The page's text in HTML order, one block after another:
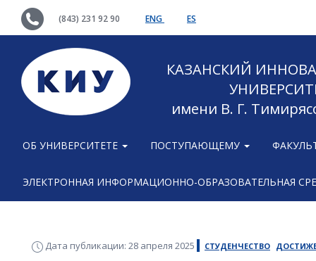
(843) 231 92 90 ENG ES
КАЗАНСКИЙ
имени В. Г.
ОБ УНИВЕРСИТЕТЕ ПОСТУПАЮЩЕМУ
ЭЛЕКТРОННАЯ ИНФОРМАЦИОННО-ОБРАЗОВАТЕЛЬНАЯ
Дата публикации: 28 апреля 2025 СТУДЕНЧЕСТВО